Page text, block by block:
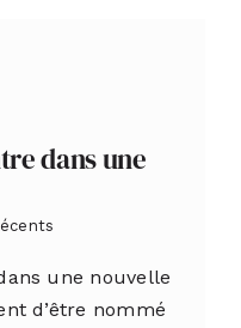
dans une
une nouvelle
d’être nommé